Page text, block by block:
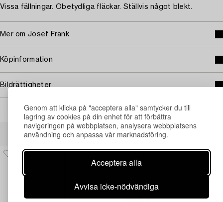
Genom att klicka på "acceptera alla" samtycker du till
lagring av cookies på din enhet för att förbättra
navigeringen på webbplatsen, analysera webbplatsens
användning och anpassa vår marknadsföring.
Acceptera alla
Avvisa icke-nödvändiga
Vissa fällningar. Obetydliga fläckar. Ställvis något blekt.
Mer om Josef Frank
Köpinformation
Bildrättigheter
Andra har även tittat på